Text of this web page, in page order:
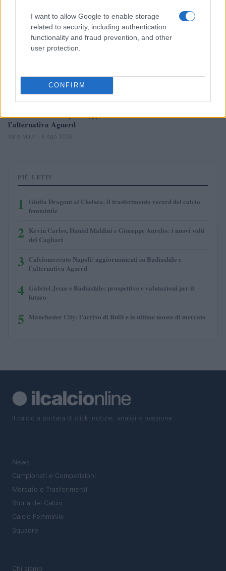
I want to allow Google to enable storage
related to security, including authentication
functionality and fraud prevention, and other
user protection.
CONFIRM
Calciomercato Napoli: aggiornamenti su Badiashile e
l’alternativa Aguerd
Ilaria Mauri · 8 Ago 2026
PIÙ LETTI
1
Giulia Dragoni al Chelsea: il trasferimento record del calcio
femminile
2 Kevin Carlos, Daniel Maldini e Giuseppe Aurelio: i nuovi volti
del Cagliari
3 Calciomercato Napoli: aggiornamenti su Badiashile e
l’alternativa Aguerd
4 Gabriel Jesus e Badiashile: prospettive e valutazioni per il
futuro
5 Manchester City: l’arrivo di Rulli e le ultime mosse di mercato
Il calcio a portata di click: notizie, analisi e passione
News
Campionati e Competizioni
Mercato e Trasferimenti
Storia del Calcio
Calcio Femminile
Squadre
Chi siamo